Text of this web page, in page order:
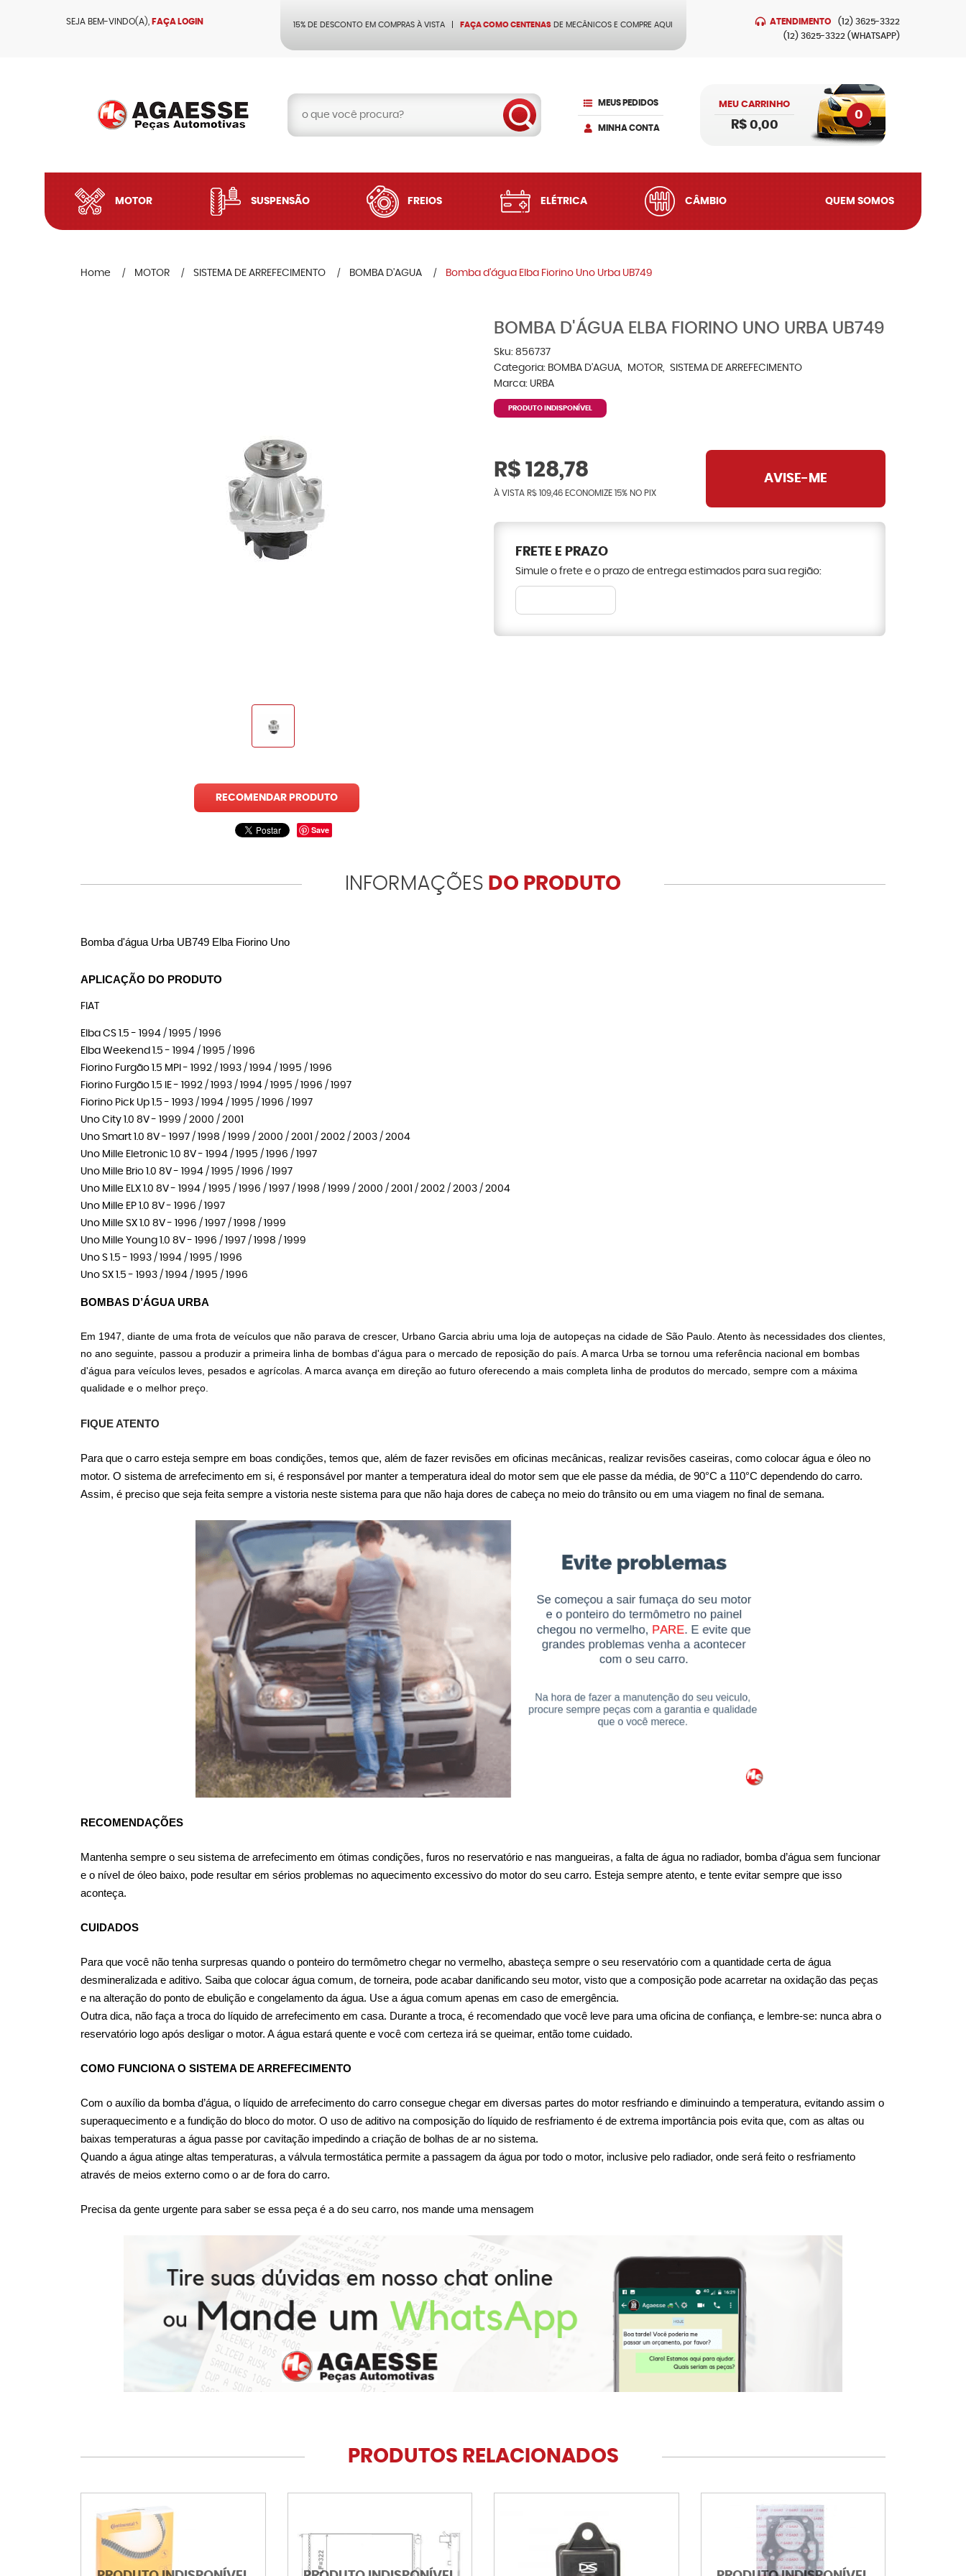
SEJA BEM-VINDO(A), FAÇA LOGIN 15% DE DESCONTO EM COMPRAS À VISTA FAÇA COMO CENTENAS DE MECÂNICOS E COMPRE AQUI ATENDIMENTO (12) 3625-3322
(12) 3625-3322 (WHATSAPP)
MEUS PEDIDOS
MINHA CONTA
MEU CARRINHO
0
R$ 0,00
MOTOR SUSPENSÃO FREIOS ELÉTRICA CÂMBIO QUEM SOMOS
Home MOTOR SISTEMA DE ARREFECIMENTO BOMBA D'AGUA Bomba d'água Elba Fiorino Uno Urba UB749
RECOMENDAR PRODUTO
Save
BOMBA D'ÁGUA ELBA FIORINO UNO URBA UB749
Sku: 856737
Categoria: BOMBA D'AGUA MOTOR
SISTEMA DE ARREFECIMENTO
Marca: URBA
PRODUTO INDISPONÍVEL
R$ 128,78
À VISTA R$ 109,46 ECONOMIZE 15% NO PIX
AVISE-ME
FRETE E PRAZO
Simule o frete e o prazo de entrega estimados para sua região:
INFORMAÇÕES DO PRODUTO
Bomba d'água Urba UB749 Elba Fiorino Uno
APLICAÇÃO DO PRODUTO
FIAT
Elba CS 1.5 - 1994 / 1995 / 1996
Elba Weekend 1.5 - 1994 / 1995 / 1996
Fiorino Furgão 1.5 MPI - 1992 / 1993 / 1994 / 1995 / 1996
Fiorino Furgão 1.5 IE - 1992 / 1993 / 1994 / 1995 / 1996 / 1997
Fiorino Pick Up 1.5 - 1993 / 1994 / 1995 / 1996 / 1997
Uno City 1.0 8V - 1999 / 2000 / 2001
Uno Smart 1.0 8V - 1997 / 1998 / 1999 / 2000 / 2001 / 2002 / 2003 / 2004
Uno Mille Eletronic 1.0 8V - 1994 / 1995 / 1996 / 1997
Uno Mille Brio 1.0 8V - 1994 / 1995 / 1996 / 1997
Uno Mille ELX 1.0 8V - 1994 / 1995 / 1996 / 1997 / 1998 / 1999 / 2000 / 2001 / 2002 / 2003 / 2004
Uno Mille EP 1.0 8V - 1996 / 1997
Uno Mille SX 1.0 8V - 1996 / 1997 / 1998 / 1999
Uno Mille Young 1.0 8V - 1996 / 1997 / 1998 / 1999
Uno S 1.5 - 1993 / 1994 / 1995 / 1996
Uno SX 1.5 - 1993 / 1994 / 1995 / 1996
BOMBAS D’ÁGUA URBA
Em 1947, diante de uma frota de veículos que não parava de crescer, Urbano Garcia abriu uma loja de autopeças na cidade de São Paulo. Atento às necessidades dos clientes,
no ano seguinte, passou a produzir a primeira linha de bombas d'água para o mercado de reposição do país. A marca Urba se tornou uma referência nacional em bombas
d'água para veículos leves, pesados e agrícolas. A marca avança em direção ao futuro oferecendo a mais completa linha de produtos do mercado, sempre com a máxima
qualidade e o melhor preço.
FIQUE ATENTO
Para que o carro esteja sempre em boas condições, temos que, além de fazer revisões em oficinas mecânicas, realizar revisões caseiras, como colocar água e óleo no
motor. O sistema de arrefecimento em si, é responsável por manter a temperatura ideal do motor sem que ele passe da média, de 90°C a 110°C dependendo do carro.
Assim, é preciso que seja feita sempre a vistoria neste sistema para que não haja dores de cabeça no meio do trânsito ou em uma viagem no final de semana.
RECOMENDAÇÕES
Mantenha sempre o seu sistema de arrefecimento em ótimas condições, furos no reservatório e nas mangueiras, a falta de água no radiador, bomba d’água sem funcionar
e o nível de óleo baixo, pode resultar em sérios problemas no aquecimento excessivo do motor do seu carro. Esteja sempre atento, e tente evitar sempre que isso
aconteça.
CUIDADOS
Para que você não tenha surpresas quando o ponteiro do termômetro chegar no vermelho, abasteça sempre o seu reservatório com a quantidade certa de água
desmineralizada e aditivo. Saiba que colocar água comum, de torneira, pode acabar danificando seu motor, visto que a composição pode acarretar na oxidação das peças
e na alteração do ponto de ebulição e congelamento da água. Use a água comum apenas em caso de emergência.
Outra dica, não faça a troca do líquido de arrefecimento em casa. Durante a troca, é recomendado que você leve para uma oficina de confiança, e lembre-se: nunca abra o
reservatório logo após desligar o motor. A água estará quente e você com certeza irá se queimar, então tome cuidado.
COMO FUNCIONA O SISTEMA DE ARREFECIMENTO
Com o auxílio da bomba d’água, o líquido de arrefecimento do carro consegue chegar em diversas partes do motor resfriando e diminuindo a temperatura, evitando assim o
superaquecimento e a fundição do bloco do motor. O uso de aditivo na composição do líquido de resfriamento é de extrema importância pois evita que, com as altas ou
baixas temperaturas a água passe por cavitação impedindo a criação de bolhas de ar no sistema.
Quando a água atinge altas temperaturas, a válvula termostática permite a passagem da água por todo o motor, inclusive pelo radiador, onde será feito o resfriamento
através de meios externo como o ar de fora do carro.
Precisa da gente urgente para saber se essa peça é a do seu carro, nos mande uma mensagem
PRODUTOS RELACIONADOS